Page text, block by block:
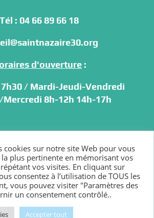
Tél : 04 66 89 66 18
d'ouverture:
/ Mardi-Jeudi-Vendredi
Mercredi 8h-12h 14h-17h
cookies sur notre site Web pour vous
la plus pertinente en mémorisant vos
vos visites. En cliquant sur
consentez à l’utilisation de TOUS les
vous pouvez visiter "Paramètres des
un consentement contrôlé..
Accepter tout